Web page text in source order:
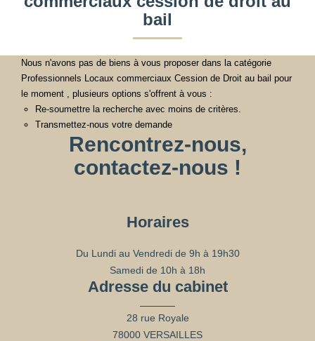
bail
Nous n'avons pas de biens à vous proposer dans la catégorie
Professionnels Locaux commerciaux Cession de Droit au bail pour
le moment , plusieurs options s'offrent à vous :
Re-soumettre la recherche avec moins de critères.
Transmettez-nous votre demande
Rencontrez-nous,
contactez-nous !
Horaires
Du Lundi au Vendredi de 9h à 19h30
Samedi de 10h à 18h
Adresse du cabinet
28 rue Royale
78000 VERSAILLES